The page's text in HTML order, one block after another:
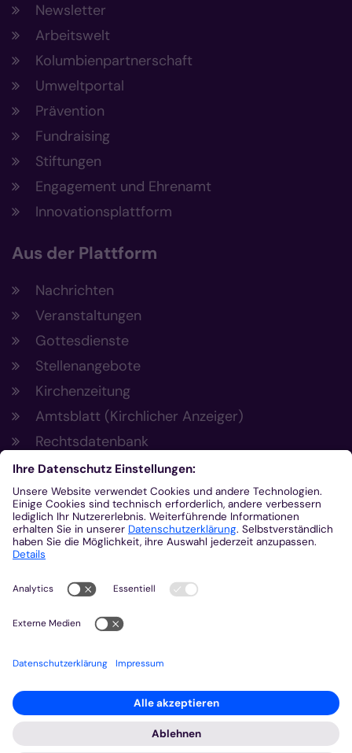
Newsletter
Arbeitswelt
Kolumbienpartnerschaft
Umweltportal
Prävention
Fundraising
Stiftungen
Engagement und Ehrenamt
Innovationsplattform
Aus der Plattform
Nachrichten
Veranstaltungen
Gottesdienste
Stellenangebote
Kirchenzeitung
Amtsblatt (Kirchlicher Anzeiger)
Rechtsdatenbank
Meldestelle gemäß Hinweisgeberschutzgesetz
Kontakt
+49 241 452-0
kommunikation@bistum-aachen.de
www.bistum-aachen.de